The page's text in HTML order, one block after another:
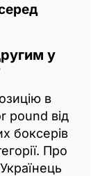
у
в
pound від
боксерів
Про